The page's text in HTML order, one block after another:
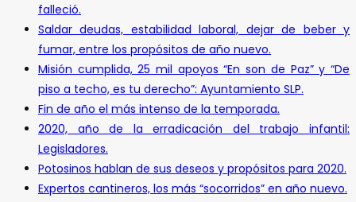
falleció.
Saldar deudas, estabilidad laboral, dejar de beber y
fumar, entre los propósitos de año nuevo.
Misión cumplida, 25 mil apoyos “En son de Paz” y “De
piso a techo, es tu derecho”: Ayuntamiento SLP.
Fin de año el más intenso de la temporada.
2020, año de la erradicación del trabajo infantil:
Legisladores.
Potosinos hablan de sus deseos y propósitos para 2020.
Expertos cantineros, los más “socorridos” en año nuevo.